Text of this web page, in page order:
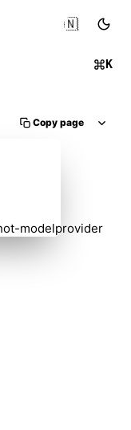
K
🇳🇱
Copy page
modelprovider